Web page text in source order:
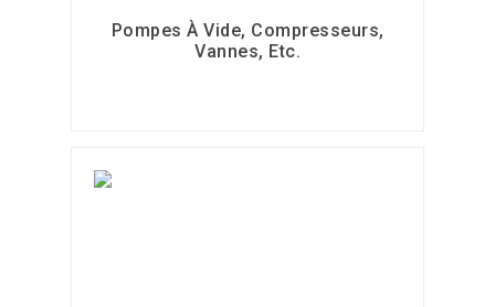
Pompes À Vide, Compresseurs,
Vannes, Etc.